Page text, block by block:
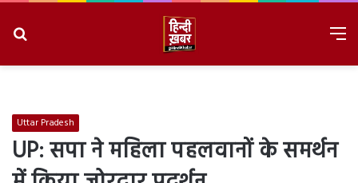
Uttar Pradesh
UP: सपा ने महिला पहलवानों के समर्थन